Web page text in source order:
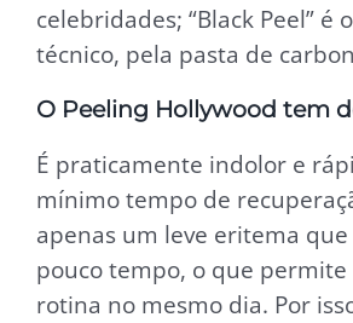
celebridades; “Black Peel” é
técnico, pela pasta de
O Peeling Hollywood tem
É praticamente indolor e
mínimo tempo de
apenas um leve eritema que
pouco tempo, o que
rotina no mesmo dia. Por